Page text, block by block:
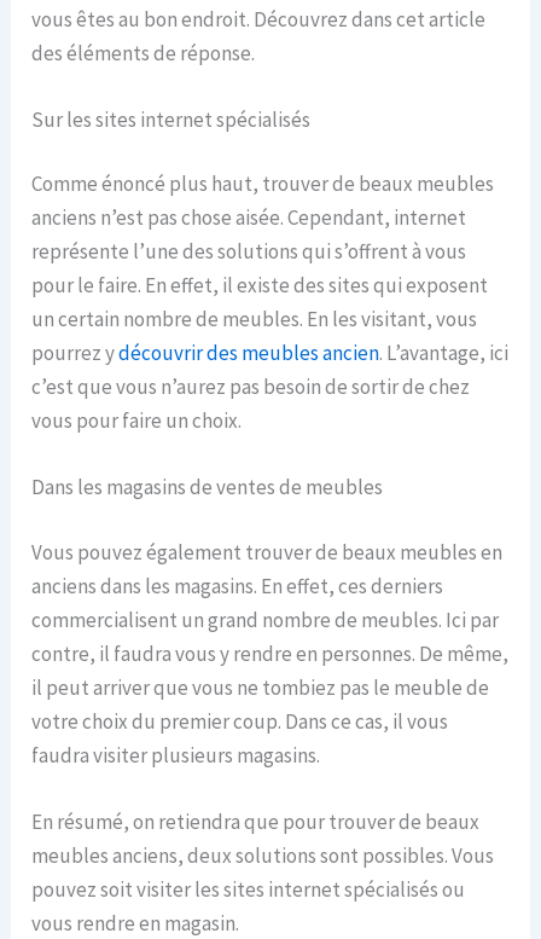
vous êtes au bon endroit. Découvrez dans cet article
des éléments de réponse.
Sur les sites internet spécialisés
Comme énoncé plus haut, trouver de beaux meubles
anciens n’est pas chose aisée. Cependant, internet
représente l’une des solutions qui s’offrent à vous
pour le faire. En effet, il existe des sites qui exposent
un certain nombre de meubles. En les visitant, vous
pourrez ydécouvrir des meubles ancien. L’avantage, ici
c’est que vous n’aurez pas besoin de sortir de chez
vous pour faire un choix.
Dans les magasins de ventes de meubles
Vous pouvez également trouver de beaux meubles en
anciens dans les magasins. En effet, ces derniers
commercialisent un grand nombre de meubles. Ici par
contre, il faudra vous y rendre en personnes. De même,
il peut arriver que vous ne tombiez pas le meuble de
votre choix du premier coup. Dans ce cas, il vous
faudra visiter plusieurs magasins.
En résumé, on retiendra que pour trouver de beaux
meubles anciens, deux solutions sont possibles. Vous
pouvez soit visiter les sites internet spécialisés ou
vous rendre en magasin.